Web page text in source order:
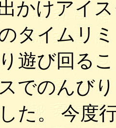
かけアイ
タイムリ
遊び回る
でのんび
た。 今度